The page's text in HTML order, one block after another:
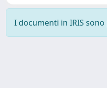
I documenti in IRIS